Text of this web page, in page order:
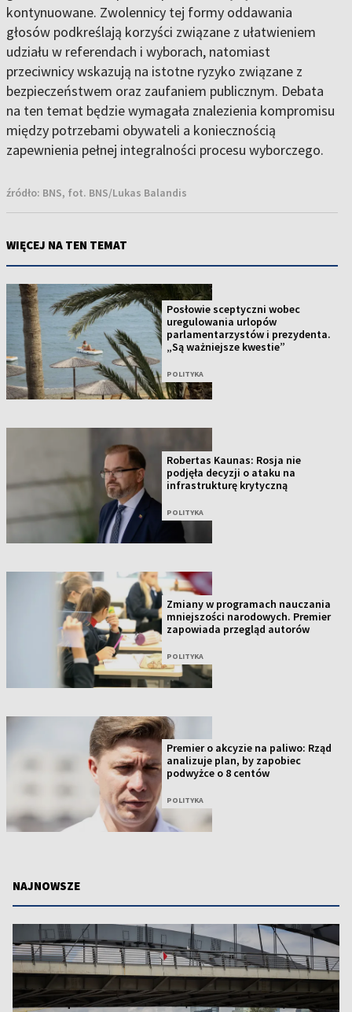
kontynuowane. Zwolennicy tej formy oddawania
głosów podkreślają korzyści związane z ułatwieniem
udziału w referendach i wyborach, natomiast
przeciwnicy wskazują na istotne ryzyko związane z
bezpieczeństwem oraz zaufaniem publicznym. Debata
na ten temat będzie wymagała znalezienia kompromisu
między potrzebami obywateli a koniecznością
zapewnienia pełnej integralności procesu wyborczego.
źródło: BNS, fot. BNS/Lukas Balandis
WIĘCEJ NA TEN TEMAT
Posłowie sceptyczni wobec
uregulowania urlopów
parlamentarzystów i prezydenta.
„Są ważniejsze kwestie”
POLITYKA
Robertas Kaunas: Rosja nie
podjęła decyzji o ataku na
infrastrukturę krytyczną
POLITYKA
Zmiany w programach nauczania
mniejszości narodowych. Premier
zapowiada przegląd autorów
POLITYKA
Premier o akcyzie na paliwo: Rząd
analizuje plan, by zapobiec
podwyżce o 8 centów
POLITYKA
NAJNOWSZE